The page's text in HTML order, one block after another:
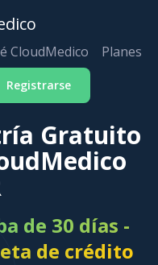
CloudMedico
Planes
Registrarse
Gratuito
de 30 días -
de crédito